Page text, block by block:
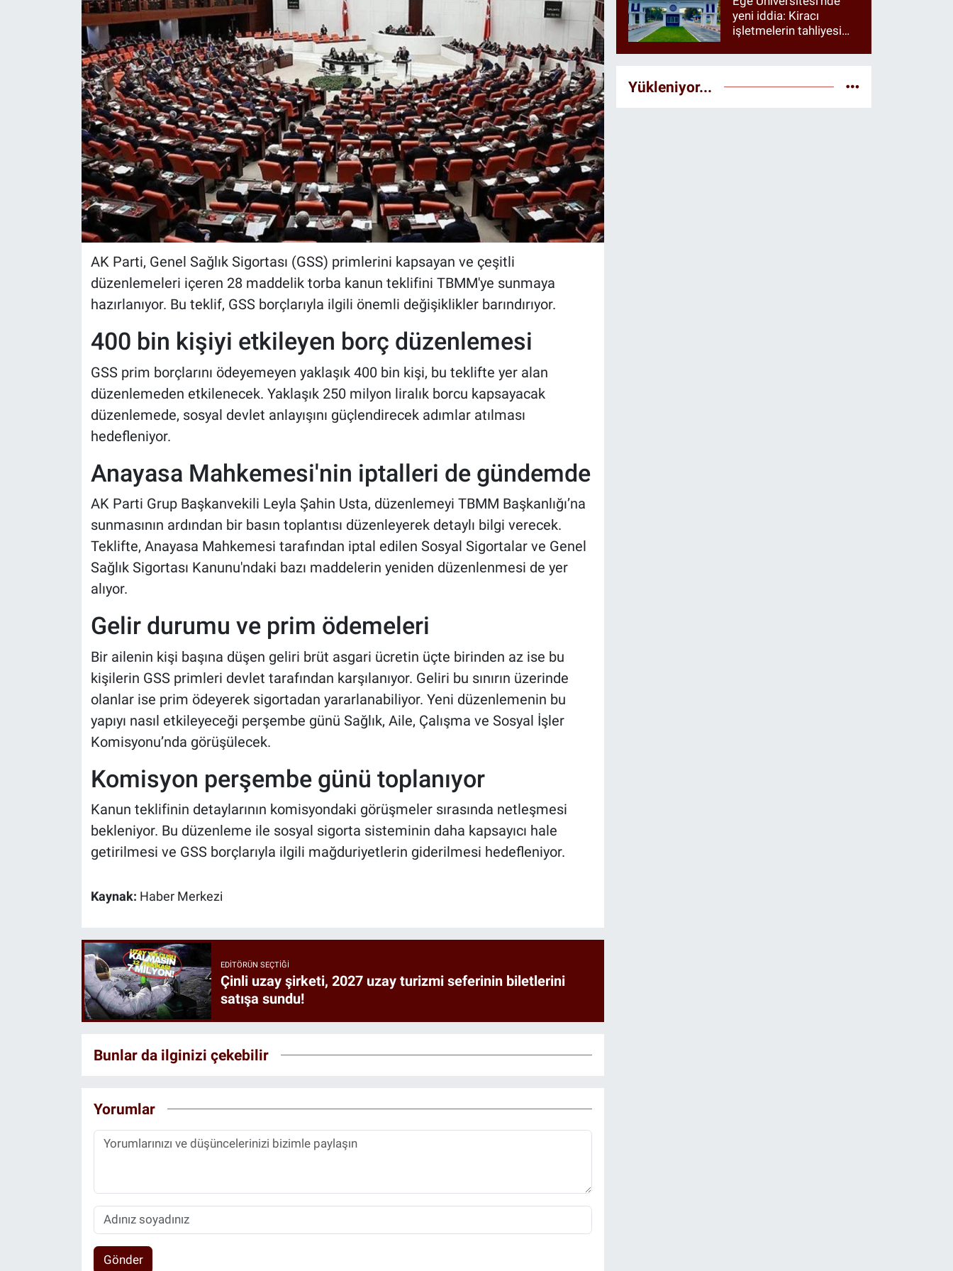
AK Parti, Genel Sağlık Sigortası (GSS) primlerini kapsayan ve çeşitli
düzenlemeleri içeren 28 maddelik torba kanun teklifini TBMM'ye sunmaya
hazırlanıyor. Bu teklif, GSS borçlarıyla ilgili önemli değişiklikler barındırıyor.
400 bin kişiyi etkileyen borç düzenlemesi
GSS prim borçlarını ödeyemeyen yaklaşık 400 bin kişi, bu teklifte yer alan
düzenlemeden etkilenecek. Yaklaşık 250 milyon liralık borcu kapsayacak
düzenlemede, sosyal devlet anlayışını güçlendirecek adımlar atılması
hedefleniyor.
Anayasa Mahkemesi'nin iptalleri de gündemde
AK Parti Grup Başkanvekili Leyla Şahin Usta, düzenlemeyi TBMM Başkanlığı’na
sunmasının ardından bir basın toplantısı düzenleyerek detaylı bilgi verecek.
Teklifte, Anayasa Mahkemesi tarafından iptal edilen Sosyal Sigortalar ve Genel
Sağlık Sigortası Kanunu'ndaki bazı maddelerin yeniden düzenlenmesi de yer
alıyor.
Gelir durumu ve prim ödemeleri
Bir ailenin kişi başına düşen geliri brüt asgari ücretin üçte birinden az ise bu
kişilerin GSS primleri devlet tarafından karşılanıyor. Geliri bu sınırın üzerinde
olanlar ise prim ödeyerek sigortadan yararlanabiliyor. Yeni düzenlemenin bu
yapıyı nasıl etkileyeceği perşembe günü Sağlık, Aile, Çalışma ve Sosyal İşler
Komisyonu’nda görüşülecek.
Komisyon perşembe günü toplanıyor
Kanun teklifinin detaylarının komisyondaki görüşmeler sırasında netleşmesi
bekleniyor. Bu düzenleme ile sosyal sigorta sisteminin daha kapsayıcı hale
getirilmesi ve GSS borçlarıyla ilgili mağduriyetlerin giderilmesi hedefleniyor.
Kaynak: Haber Merkezi
EDITÖRÜN SEÇTIĞI
Çinli uzay şirketi, 2027 uzay turizmi seferinin biletlerini
satışa sundu!
Bunlar da ilginizi çekebilir
Yorumlar
Gönder
yeni iddia: Kiracı
işletmelerin tahliyesi
Yükleniyor...